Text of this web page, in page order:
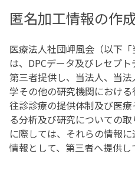
匿名加工情報の作
医療法人社団岬風会 （以下
は、DPCデータ及びレセプ
第三者提供し、当法人、当
学その他の研究機関における
往診診療の提供体制及び医
る分析及び研究についての
に際しては、それらの情報
情報として、第三者へ提供し